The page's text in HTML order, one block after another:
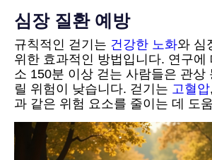
심장 질환 예방
규칙적인 걷기는 건강한 노화와 심
위한 효과적인 방법입니다. 연구에
소 150분 이상 걷는 사람들은 관상
릴 위험이 낮습니다. 걷기는 고혈압
과 같은 위험 요소를 줄이는 데 도